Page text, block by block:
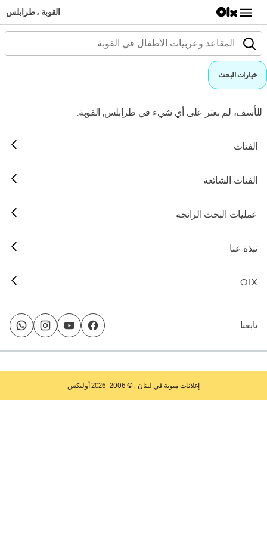
القوبة ، طرابلس
خيارات البحث
للأسف، لم نعثر على أي شيء في طرابلس, القوبة.
الفئات
الفئات الشائعة
عمليات البحث الرائجة
نبذة عنا
OLX
تابعنا
إعلانات مبوبة في لبنان . © 2006- 2026 أوليكس